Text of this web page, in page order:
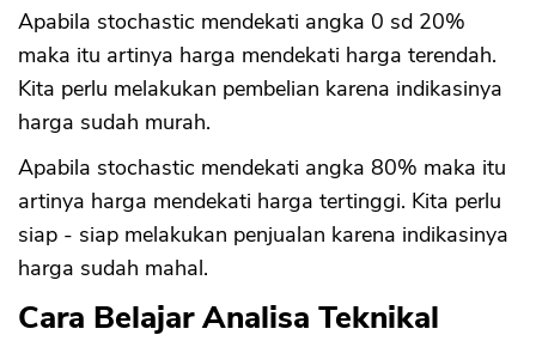
Apabila stochastic mendekati angka 0 sd 20%
maka itu artinya harga mendekati harga terendah.
Kita perlu melakukan pembelian karena indikasinya
harga sudah murah.
Apabila stochastic mendekati angka 80% maka itu
artinya harga mendekati harga tertinggi. Kita perlu
siap - siap melakukan penjualan karena indikasinya
harga sudah mahal.
Cara Belajar Analisa Teknikal